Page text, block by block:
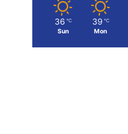
36 ℃
Sun
39 ℃
Mon